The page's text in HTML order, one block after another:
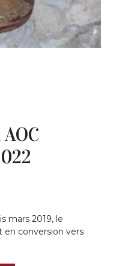
mars 2019, le
en conversion vers